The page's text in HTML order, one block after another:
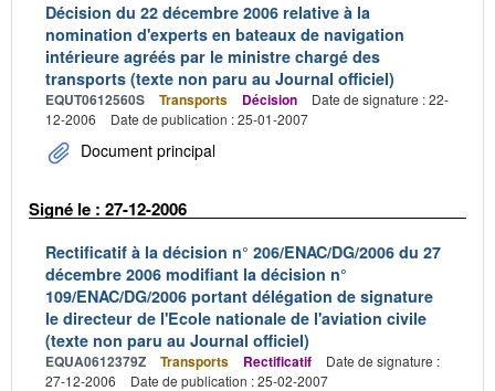
Décision du 22 décembre 2006 relative à la
nomination d'experts en bateaux de navigation
intérieure agréés par le ministre chargé des
transports (texte non paru au Journal officiel)
EQUT0612560S Transports Décision
Date de signature : 22-
12-2006
Date de publication : 25-01-2007
Document principal
Signé le : 27-12-2006
Rectificatif à la décision n° 206/ENAC/DG/2006 du 27
décembre 2006 modifiant la décision n°
109/ENAC/DG/2006 portant délégation de signature
le directeur de l'Ecole nationale de l'aviation civile
(texte non paru au Journal officiel)
EQUA0612379Z Transports Rectificatif
Date de signature :
27-12-2006
Date de publication : 25-02-2007